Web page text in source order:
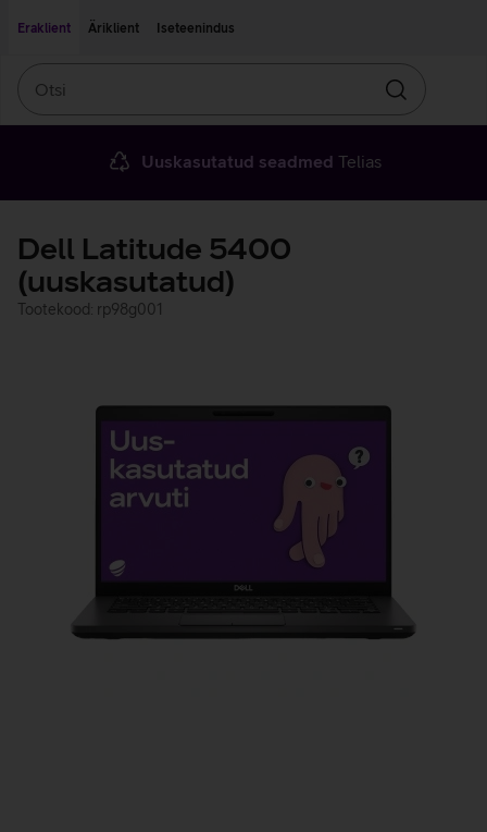
Eraklient
Äriklient Iseteenindus
Otsin
Uuskasutatud seadmed Telias
Dell Latitude 5400
(uuskasutatud)
Tootekood: rp98g001